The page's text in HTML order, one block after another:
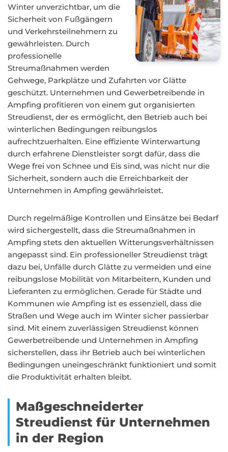
Winter unverzichtbar, um die
Sicherheit von Fußgängern
und Verkehrsteilnehmern zu
gewährleisten. Durch
professionelle
Streumaßnahmen werden
Gehwege, Parkplätze und Zufahrten vor Glätte
geschützt. Unternehmen und Gewerbetreibende in
Ampfing profitieren von einem gut organisierten
Streudienst, der es ermöglicht, den Betrieb auch bei
winterlichen Bedingungen reibungslos
aufrechtzuerhalten. Eine effiziente Winterwartung
durch erfahrene Dienstleister sorgt dafür, dass die
Wege frei von Schnee und Eis sind, was nicht nur die
Sicherheit, sondern auch die Erreichbarkeit der
Unternehmen in Ampfing gewährleistet.
Durch regelmäßige Kontrollen und Einsätze bei Bedarf
wird sichergestellt, dass die Streumaßnahmen in
Ampfing stets den aktuellen Witterungsverhältnissen
angepasst sind. Ein professioneller Streudienst trägt
dazu bei, Unfälle durch Glätte zu vermeiden und eine
reibungslose Mobilität von Mitarbeitern, Kunden und
Lieferanten zu ermöglichen. Gerade für Städte und
Kommunen wie Ampfing ist es essenziell, dass die
Straßen und Wege auch im Winter sicher passierbar
sind. Mit einem zuverlässigen Streudienst können
Gewerbetreibende und Unternehmen in Ampfing
sicherstellen, dass ihr Betrieb auch bei winterlichen
Bedingungen uneingeschränkt funktioniert und somit
die Produktivität erhalten bleibt.
Maßgeschneiderter
Streudienst für Unternehmen
in der Region